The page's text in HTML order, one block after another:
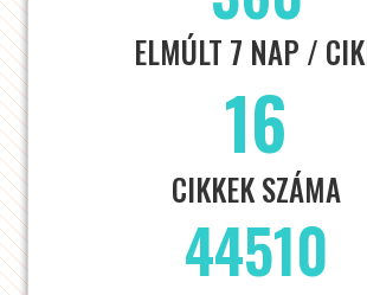
ELMÚLT 7 NAP /
16
CIKKEK SZÁMA
44510